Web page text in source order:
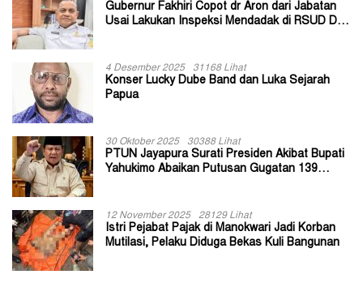
Gubernur Fakhiri Copot dr Aron dari Jabatan
Usai Lakukan Inspeksi Mendadak di RSUD Dok
4 Desember 2025 31168 Lihat
Konser Lucky Dube Band dan Luka Sejarah
Papua
30 Oktober 2025 30388 Lihat
PTUN Jayapura Surati Presiden Akibat Bupati
Yahukimo Abaikan Putusan Gugatan 139
12 November 2025 28129 Lihat
Istri Pejabat Pajak di Manokwari Jadi Korban
Mutilasi, Pelaku Diduga Bekas Kuli Bangunan